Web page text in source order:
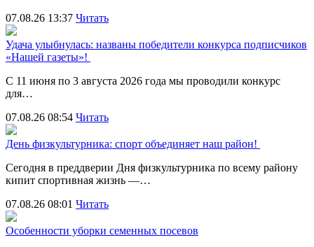
07.08.26 13:37 Читать
Удача улыбнулась: названы победители конкурса подписчиков
«Нашей газеты»!
С 11 июня по 3 августа 2026 года мы проводили конкурс
для…
07.08.26 08:54 Читать
День физкультурника: спорт объединяет наш район!
Сегодня в преддверии Дня физкультурника по всему району
кипит спортивная жизнь —…
07.08.26 08:01 Читать
Особенности уборки семенных посевов